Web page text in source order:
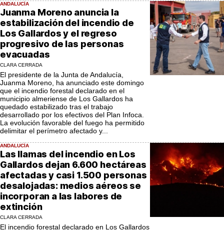
ANDALUCÍA
Juanma Moreno anuncia la
estabilización del incendio de
Los Gallardos y el regreso
progresivo de las personas
evacuadas
CLARA CERRADA
El presidente de la Junta de Andalucía,
Juanma Moreno, ha anunciado este domingo
que el incendio forestal declarado en el
municipio almeriense de Los Gallardos ha
quedado estabilizado tras el trabajo
desarrollado por los efectivos del Plan Infoca.
La evolución favorable del fuego ha permitido
delimitar el perímetro afectado y...
ANDALUCÍA
Las llamas del incendio en Los
Gallardos dejan 6.600 hectáreas
afectadas y casi 1.500 personas
desalojadas: medios aéreos se
incorporan a las labores de
extinción
CLARA CERRADA
El incendio forestal declarado en Los Gallardos